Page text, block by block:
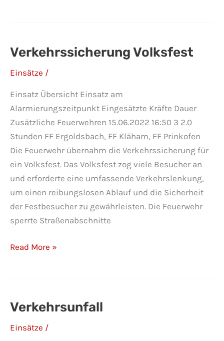
Verkehrssicherung Volksfest
Einsätze /
Einsatz Übersicht Einsatz am
Alarmierungszeitpunkt Eingesätzte Kräfte Dauer
Zusätzliche Feuerwehren 15.06.2022 16:50 3 2.0
Stunden FF Ergoldsbach, FF Kläham, FF Prinkofen
Die Feuerwehr übernahm die Verkehrssicherung für
ein Volksfest. Das Volksfest zog viele Besucher an
und erforderte eine umfassende Verkehrslenkung,
um einen reibungslosen Ablauf und die Sicherheit
der Festbesucher zu gewährleisten. Die Feuerwehr
sperrte Straßenabschnitte
Verkehrssicherung
Read More »
Verkehrsunfall
Einsätze /